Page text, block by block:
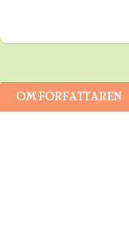
OM FÖRFATTAREN